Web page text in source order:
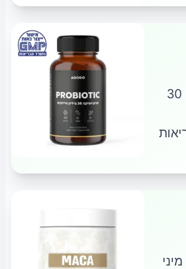
פורמולה ייחודית עם 30